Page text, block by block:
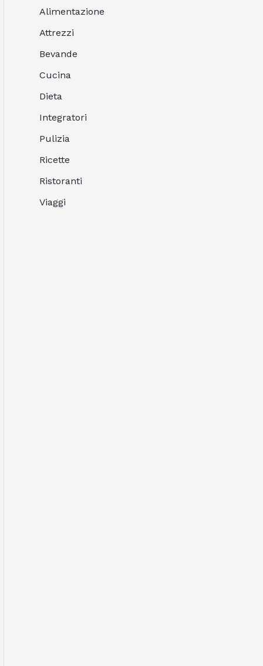
Alimentazione
Attrezzi
Bevande
Cucina
Dieta
Integratori
Pulizia
Ricette
Ristoranti
Viaggi